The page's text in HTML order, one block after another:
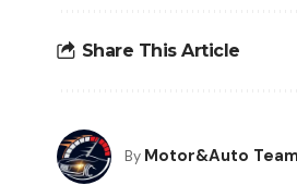
Share This Article
By Motor&Auto Team